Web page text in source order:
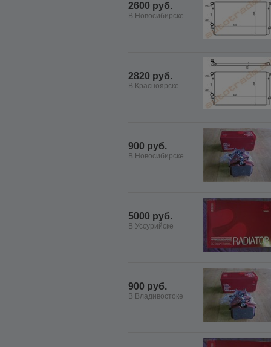
2600 руб.
В Новосибирске
2820 руб.
В Красноярске
900 руб.
В Новосибирске
5000 руб.
В Уссурийске
900 руб.
В Владивостоке